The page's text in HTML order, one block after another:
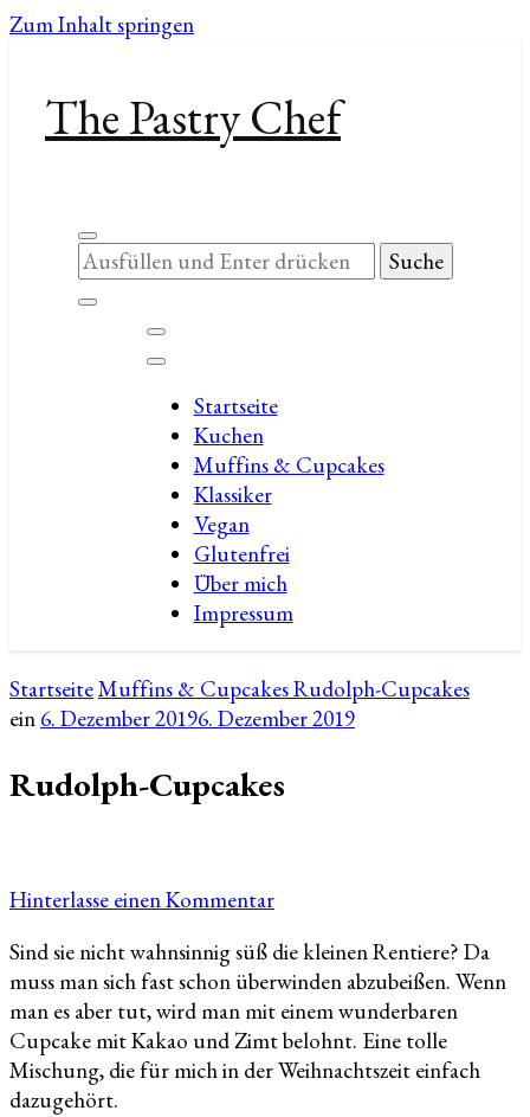
Zum Inhalt springen
The Pastry Chef
Suchst
du
nach
Startseite
Kuchen
Muffins & Cupcakes
Klassiker
Vegan
Glutenfrei
Über mich
Impressum
StartseiteMuffins & CupcakesRudolph-Cupcakes
ein 6. Dezember 20196. Dezember 2019
Rudolph-Cupcakes
Hinterlasse einen Kommentarzu
Cupcakes
Sind sie nicht wahnsinnig süß die kleinen Rentiere? Da
muss man sich fast schon überwinden abzubeißen. Wenn
man es aber tut, wird man mit einem wunderbaren
Cupcake mit Kakao und Zimt belohnt. Eine tolle
Mischung, die für mich in der Weihnachtszeit einfach
dazugehört.